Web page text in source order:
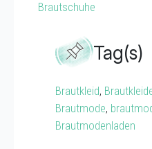
Brautschuhe
Tag(s)
Brautkleid,
Brautmode,
Brautmodenladen